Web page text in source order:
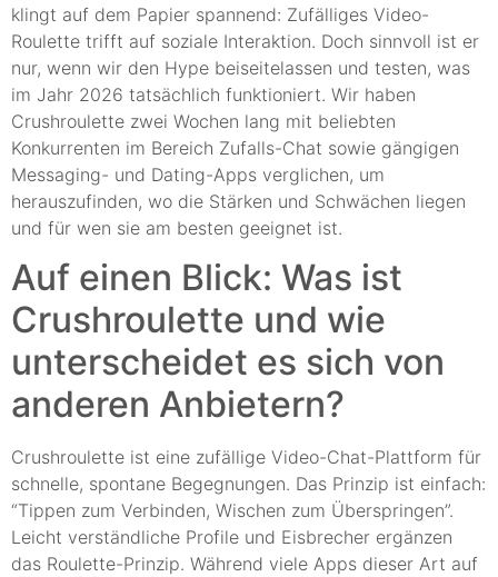
klingt auf dem Papier spannend: Zufälliges Video-
Roulette trifft auf soziale Interaktion. Doch sinnvoll ist er
nur, wenn wir den Hype beiseitelassen und testen, was
im Jahr 2026 tatsächlich funktioniert. Wir haben
Crushroulette zwei Wochen lang mit beliebten
Konkurrenten im Bereich Zufalls-Chat sowie gängigen
Messaging- und Dating-Apps verglichen, um
herauszufinden, wo die Stärken und Schwächen liegen
und für wen sie am besten geeignet ist.
Auf einen Blick: Was ist
Crushroulette und wie
unterscheidet es sich von
anderen Anbietern?
Crushroulette ist eine zufällige Video-Chat-Plattform für
schnelle, spontane Begegnungen. Das Prinzip ist einfach:
“Tippen zum Verbinden, Wischen zum Überspringen”.
Leicht verständliche Profile und Eisbrecher ergänzen
das Roulette-Prinzip. Während viele Apps dieser Art auf